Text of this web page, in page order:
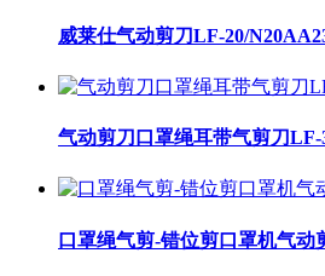
威莱仕气动剪刀LF-20/
气动剪刀口罩绳耳带气剪刀LF-
口罩绳气剪-错位剪口罩机气动